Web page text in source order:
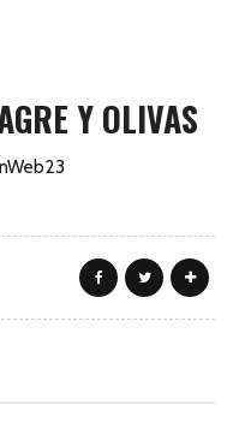
Y OLIVAS